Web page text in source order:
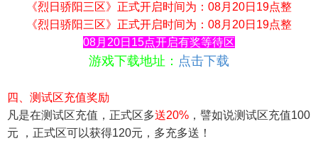
《烈日骄阳三区》正式开启时间为：08月20日19点整
《烈日骄阳三区》正式开启时间为：08月20日19点整
08月20日15点开启有奖等待区
游戏下载地址： 点击下载
四、测试区充值奖励
凡是在测试区充值，正式区多送20% ，譬如说测试区充值100
元 ，正式区可以获得120元，多充多送！